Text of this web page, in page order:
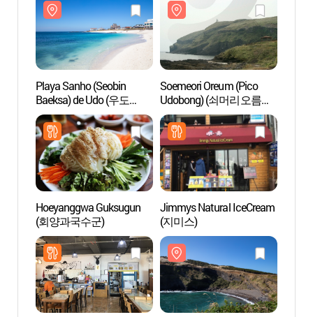
Playa Sanho (Seobin
Baeksa) de Udo (우도
산호해변(서빈백사))
Soemeori Oreum (Pico
Udobong) (쇠머리오름
(우도봉))
Hoeyanggwa Guksugun
(회양과국수군)
Jimmys Natural IceCream
(지미스)